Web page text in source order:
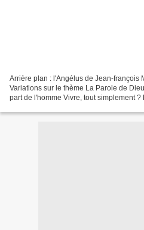
Arrière plan : l'Angélus de Jean-françois
Variations sur le thème La Parole de
part de l'homme Vivre, tout simplement